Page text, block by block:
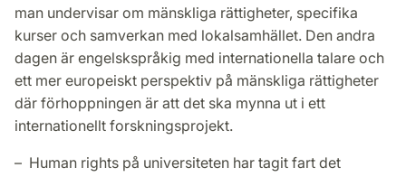
man undervisar om mänskliga rättigheter, specifika
kurser och samverkan med lokalsamhället. Den andra
dagen är engelskspråkig med internationella talare och
ett mer europeiskt perspektiv på mänskliga rättigheter
där förhoppningen är att det ska mynna ut i ett
internationellt forskningsprojekt.
– Human rights på universiteten har tagit fart det